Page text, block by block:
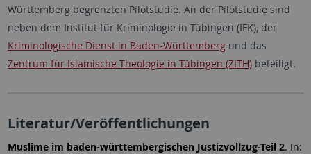
Württemberg begrenzten Pilotstudie. An der Pilotstudie sind
neben dem Institut für Kriminologie in Tübingen (IFK), der
Kriminologische Dienst in Baden-Württembergund das
Zentrum für Islamische Theologie in Tübingen (ZITH)beteiligt.
Literatur/Veröffentlichungen
Muslime im baden-württembergischen Justizvollzug-Teil 2. In: